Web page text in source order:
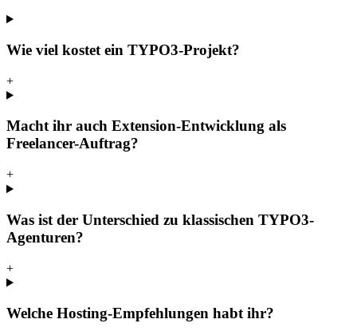
Wie viel kostet ein TYPO3-Projekt?
+
Macht ihr auch Extension-Entwicklung als
Freelancer-Auftrag?
+
Was ist der Unterschied zu klassischen TYPO3-
Agenturen?
+
Welche Hosting-Empfehlungen habt ihr?